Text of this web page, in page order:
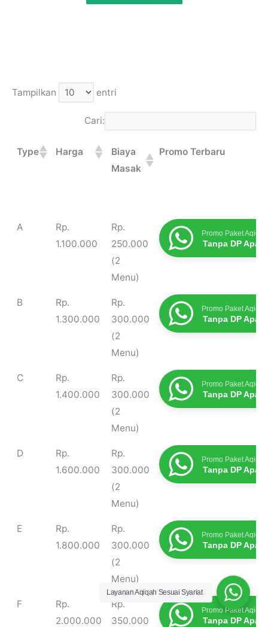
Tampilkan entri
Cari:
Type Harga
Biaya
Masak
Promo Terbaru
Type Harga
Biaya
Masak
Promo Terbaru
A
Rp.
1.100.000
Rp.
250.000
(2
Menu)
Promo Paket Aqiqah
Tanpa DP
B
Rp.
1.300.000
Rp.
300.000
(2
Menu)
Promo Paket Aqiqah
Tanpa DP
C
Rp.
1.400.000
Rp.
300.000
(2
Menu)
Promo Paket Aqiqah
Tanpa DP
D
Rp.
1.600.000
Rp.
300.000
(2
Menu)
Promo Paket Aqiqah
Tanpa DP
E
Rp.
1.800.000
Rp.
300.000
(2
Menu)
Promo Paket Aqiqah
Tanpa DP
F
Rp.
2.000.000
Rp.
350.000
Promo Paket Aqiqah
Tanpa DP
Layanan Aqiqah Sesuai Syariat